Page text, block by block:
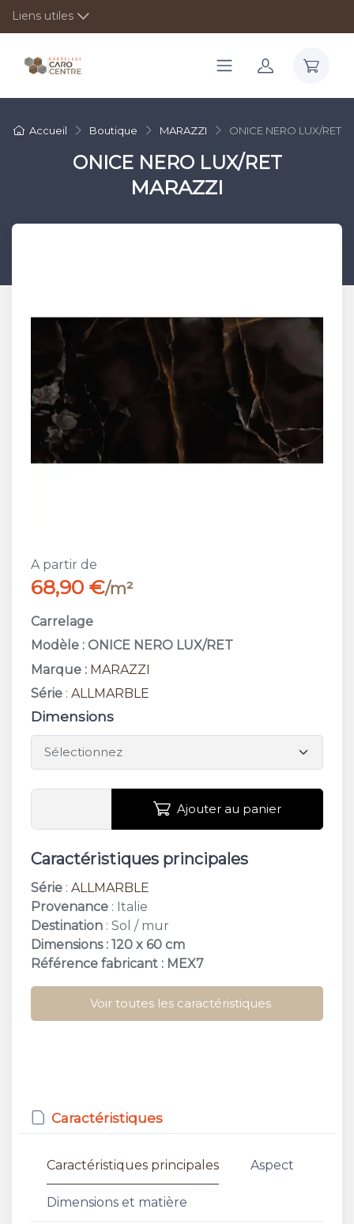
Liens utiles
Accueil Boutique MARAZZI ONICE NERO LUX/RET
ONICE NERO LUX/RET
MARAZZI
A partir de
68,90 €/m²
Carrelage
Modèle : ONICE NERO LUX/RET
Marque : MARAZZI
Série : ALLMARBLE
Dimensions
Ajouter au panier
Caractéristiques principales
Série : ALLMARBLE
Provenance : Italie
Destination : Sol / mur
Dimensions : 120 x 60 cm
Référence fabricant : MEX7
Voir toutes les caractéristiques
Caractéristiques
Caractéristiques principales Aspect
Dimensions et matière